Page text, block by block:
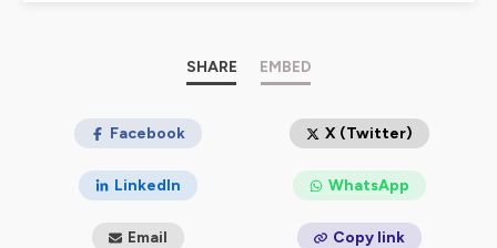
SHARE EMBED
Facebook X (Twitter)
LinkedIn WhatsApp
Email Copy link